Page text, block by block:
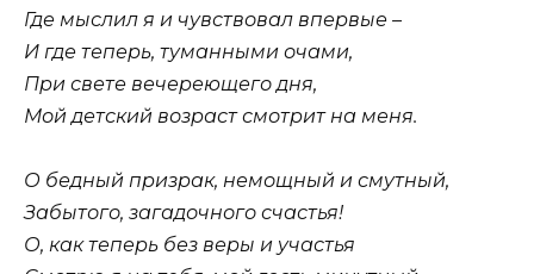
Где мыслил я и чувствовал впервые –
И где теперь, туманными очами,
При свете вечереющего дня,
Мой детский возраст смотрит на меня.
О бедный призрак, немощный и смутный,
Забытого, загадочного счастья!
О, как теперь без веры и участья